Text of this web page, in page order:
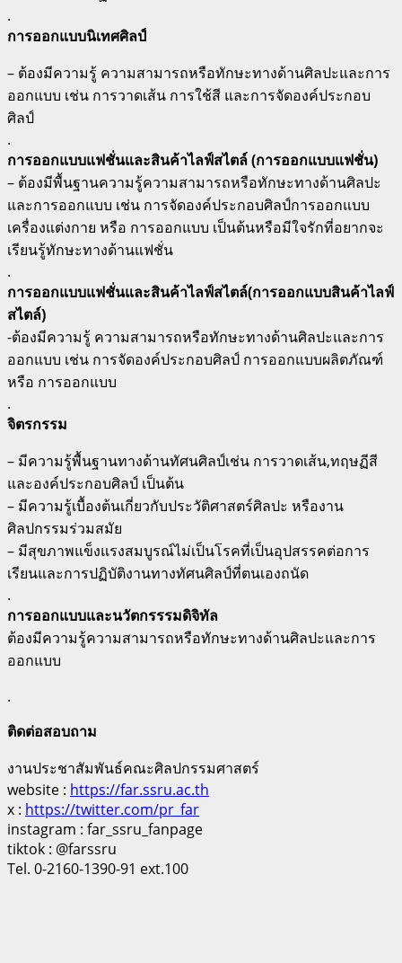
.
การออกแบบนิเทศศิลป์
– ต้องมีความรู้ ความสามารถหรือทักษะทางด้านศิลปะและการ
ออกแบบ เช่น การวาดเส้น การใช้สี และการจัดองค์ประกอบ
ศิลป์
.
การออกแบบแฟชั่นและสินค้าไลฟ์สไตล์ (การออกแบบแฟชั่น)
– ต้องมีพื้นฐานความรู้ความสามารถหรือทักษะทางด้านศิลปะ
และการออกแบบ เช่น การจัดองค์ประกอบศิลป์การออกแบบ
เครื่องแต่งกาย หรือ การออกแบบ เป็นต้นหรือมีใจรักที่อยากจะ
เรียนรู้ทักษะทางด้านแฟชั่น
.
การออกแบบแฟชั่นและสินค้าไลฟ์สไตล์(การออกแบบสินค้าไลฟ์
สไตล์)
-ต้องมีความรู้ ความสามารถหรือทักษะทางด้านศิลปะและการ
ออกแบบ เช่น การจัดองค์ประกอบศิลป์ การออกแบบผลิตภัณฑ์
หรือ การออกแบบ
.
จิตรกรรม
– มีความรู้พื้นฐานทางด้านทัศนศิลป์เช่น การวาดเส้น,ทฤษฏีสี
และองค์ประกอบศิลป์ เป็นต้น
– มีความรู้เบื้องต้นเกี่ยวกับประวัติศาสตร์ศิลปะ หรืองาน
ศิลปกรรมร่วมสมัย
– มีสุขภาพแข็งแรงสมบูรณ์ไม่เป็นโรคที่เป็นอุปสรรคต่อการ
เรียนและการปฏิบัติงานทางทัศนศิลป์ที่ตนเองถนัด
.
การออกแบบและนวัตกรรรมดิจิทัล
ต้องมีความรู้ความสามารถหรือทักษะทางด้านศิลปะและการ
ออกแบบ
.
ติดต่อสอบถาม
งานประชาสัมพันธ์คณะศิลปกรรมศาสตร์
website : https://far.ssru.ac.th
x : https://twitter.com/pr_far
instagram : far_ssru_fanpage
tiktok : @farssru
Tel. 0-2160-1390-91 ext.100